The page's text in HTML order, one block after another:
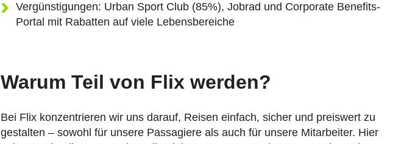
Vergünstigungen: Urban Sport Club (85%), Jobrad und Corporate Benefits-
Portal mit Rabatten auf viele Lebensbereiche
Warum Teil von Flix werden?
Bei Flix konzentrieren wir uns darauf, Reisen einfach, sicher und preiswert zu
gestalten – sowohl für unsere Passagiere als auch für unsere Mitarbeiter. Hier